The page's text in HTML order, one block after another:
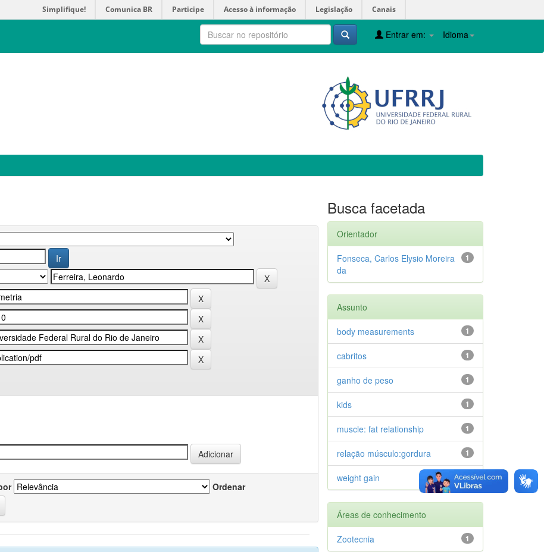
Simplifique! Comunica BR Participe Acesso à informação Legislação Canais
Idioma
Entrar em:
Ordenar
Busca facetada
Orientador
1
Fonseca, Carlos Elysio Moreira
da
Assunto
1
body measurements
1
cabritos
1
ganho de peso
1
kids
1
muscle: fat relationship
1
relação músculo:gordura
1
weight gain
Áreas de conhecimento
1
Zootecnia